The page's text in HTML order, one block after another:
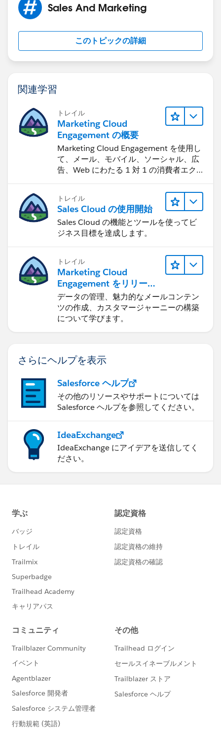
Sales And Marketing
このトピックの詳細
関連学習
トレイル
Marketing Cloud
Engagement の概要
Marketing Cloud Engagement を使用し
て、メール、モバイル、ソーシャル、広
告、Web にわたる 1 対 1 の消費者エク
トレイル
Sales Cloud の使用開始
Sales Cloud の機能とツールを使ってビ
ジネス目標を達成します。
トレイル
Marketing Cloud
Engagement をリリース
する
データの管理、魅力的なメールコンテン
ツの作成、カスタマージャーニーの構築
について学びます。
さらにヘルプを表示
Salesforce ヘルプ
その他のリソースやサポートについては
Salesforce ヘルプを参照してください。
IdeaExchange
IdeaExchange にアイデアを送信してく
ださい。